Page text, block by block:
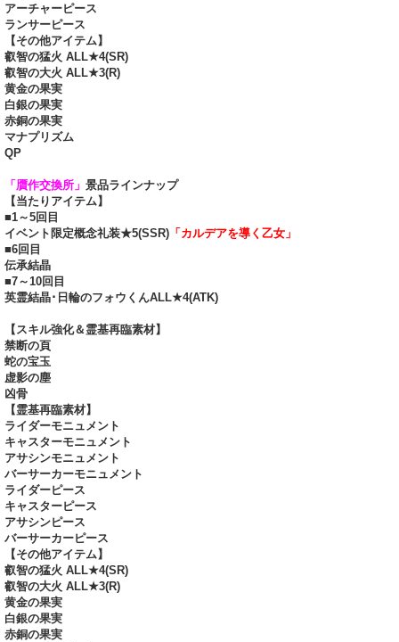
アーチャーピース
ランサーピース
【その他アイテム】
叡智の猛火 ALL★4(SR)
叡智の大火 ALL★3(R)
黄金の果実
白銀の果実
赤銅の果実
マナプリズム
QP
「贋作交換所」 景品ラインナップ
【当たりアイテム】
■1～5回目
イベント限定概念礼装★5(SSR) 「カルデアを導く乙女」
■6回目
伝承結晶
■7～10回目
英霊結晶･日輪のフォウくんALL★4(ATK)
【スキル強化＆霊基再臨素材】
禁断の頁
蛇の宝玉
虚影の塵
凶骨
【霊基再臨素材】
ライダーモニュメント
キャスターモニュメント
アサシンモニュメント
バーサーカーモニュメント
ライダーピース
キャスターピース
アサシンピース
バーサーカーピース
【その他アイテム】
叡智の猛火 ALL★4(SR)
叡智の大火 ALL★3(R)
黄金の果実
白銀の果実
赤銅の果実